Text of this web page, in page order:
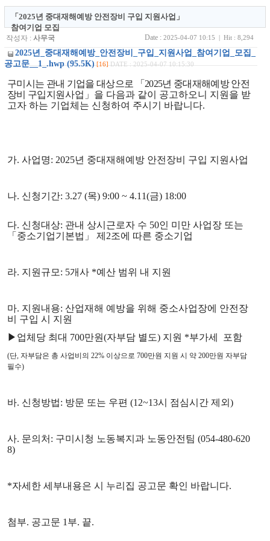
「2025년 중대재해예방 안전장비 구입 지원사업」
참여기업 모집
작성자 : 사무국 Date : 2025-04-07 10:15 | Hit : 8,294
2025년_중대재해예방_안전장비_구입_지원사업_참여기업_모집_
공고문__1_.hwp (95.5K) [16] DATE : 2025-04-07 10:15:30
구미시는 관내 기업을 대상으로 「 2025년 중대재해예방 안전
장비 구입지원사업 」 을 다음과 같이 공고하오니 지원을 받
고자 하는 기업체는 신청하여 주시기 바랍니다.
가. 사업명: 2025년 중대재해예방 안전장비 구입 지원사업
나. 신청기간: 3.27 (목) 9:00 ~ 4.11(금) 18:00
다. 신청대상: 관내 상시근로자 수 50인 미만 사업장 또는
「중소기업기본법」 제2조에 따른 중소기업
라. 지원규모: 5개사 *예산 범위 내 지원
마. 지원내용: 산업재해 예방을 위해 중소사업장에 안전장
비 구입 시 지원
▶업체당 최대 700만원(자부담 별도) 지원 *부가세 포함
(단, 자부담은 총 사업비의 22% 이상으로 700만원 지원 시 약 200만원 자부담
필수)
바. 신청방법: 방문 또는 우편 (12~13시 점심시간 제외 )
사. 문의처: 구미시청 노동복지과 노동안전팀 (054-480-620
8)
*자세한 세부내용은 시 누리집 공고문 확인 바랍니다.
첨부. 공고문 1부. 끝.